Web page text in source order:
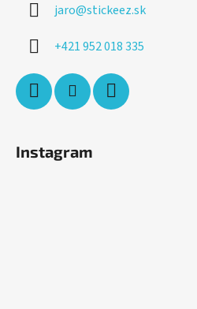
jaro@stickeez.sk
+421 952 018 335
Instagram